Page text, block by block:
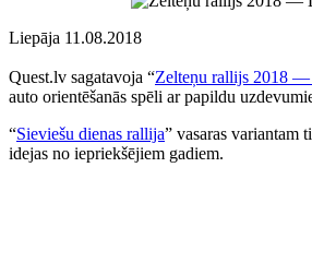
Liepāja 11.08.2018
Quest.lv sagatavoja “Zelteņu rallijs 2018 —
auto orientēšanās spēli ar papildu
“Sieviešu dienas rallija” vasaras variantam
idejas no iepriekšējiem gadiem.